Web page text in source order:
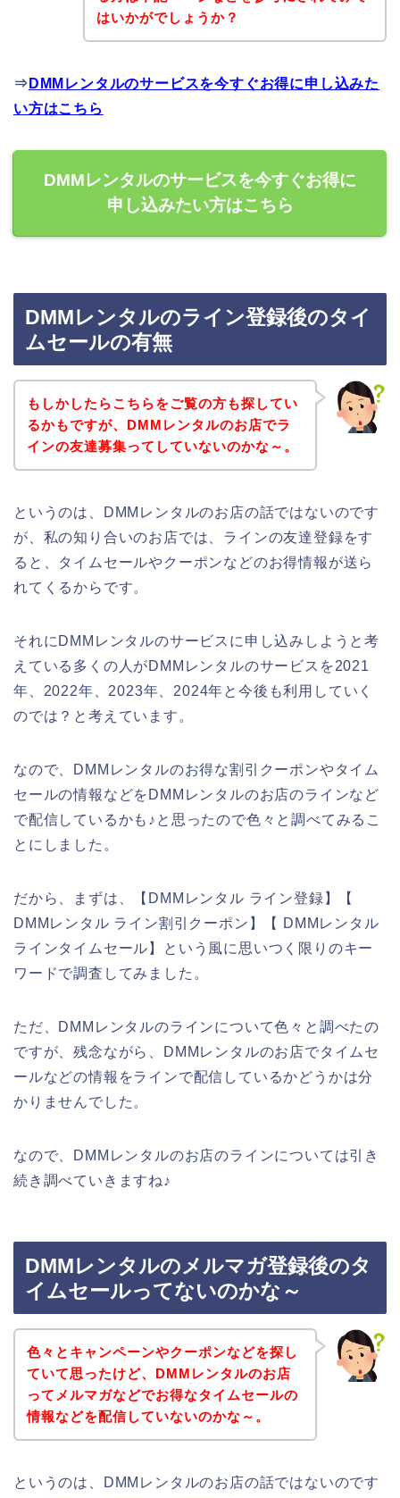
はいかがでしょうか？
⇒ DMMレンタルのサービスを今すぐお得に申し込みた
い方はこちら
DMMレンタルのサービスを今すぐお得に
申し込みたい方はこちら
DMMレンタルのライン登録後のタイ
ムセールの有無
もしかしたらこちらをご覧の方も探してい
るかもですが、DMMレンタルのお店でラ
インの友達募集ってしていないのかな～。
というのは、DMMレンタルのお店の話ではないのです
が、私の知り合いのお店では、ラインの友達登録をす
ると、タイムセールやクーポンなどのお得情報が送ら
れてくるからです。
それにDMMレンタルのサービスに申し込みしようと考
えている多くの人がDMMレンタルのサービスを2021
年、2022年、2023年、2024年と今後も利用していく
のでは？と考えています。
なので、DMMレンタルのお得な割引クーポンやタイム
セールの情報などをDMMレンタルのお店のラインなど
で配信しているかも♪と思ったので色々と調べてみるこ
とにしました。
だから、まずは、【DMMレンタル ライン登録】【
DMMレンタル ライン割引クーポン】【 DMMレンタル
ラインタイムセール】という風に思いつく限りのキー
ワードで調査してみました。
ただ、DMMレンタルのラインについて色々と調べたの
ですが、残念ながら、DMMレンタルのお店でタイムセ
ールなどの情報をラインで配信しているかどうかは分
かりませんでした。
なので、DMMレンタルのお店のラインについては引き
続き調べていきますね♪
DMMレンタルのメルマガ登録後のタ
イムセールってないのかな～
色々とキャンペーンやクーポンなどを探し
ていて思ったけど、DMMレンタルのお店
ってメルマガなどでお得なタイムセールの
情報などを配信していないのかな～。
というのは、DMMレンタルのお店の話ではないのです